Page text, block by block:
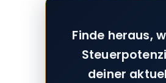
Finde heraus,
deiner